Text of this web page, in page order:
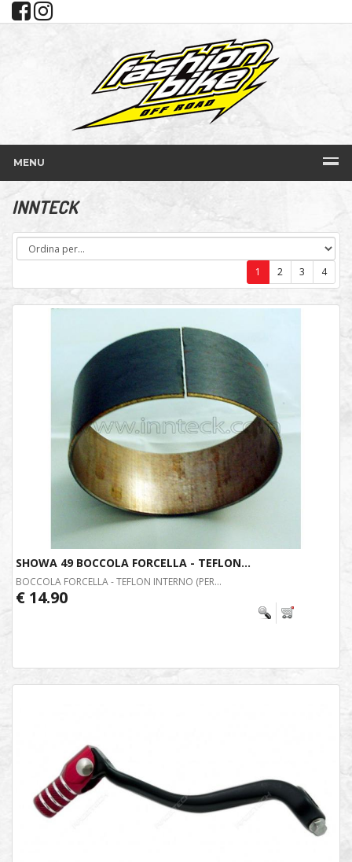
MENU
INNTECK
1 2 3 4
SHOWA 49 BOCCOLA FORCELLA - TEFLON...
BOCCOLA FORCELLA - TEFLON INTERNO (PER...
€ 14.90